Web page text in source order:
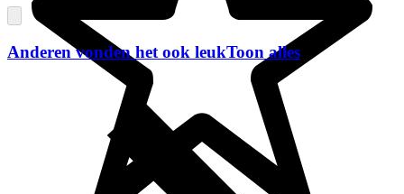
Anderen vonden het ook leukToon alles